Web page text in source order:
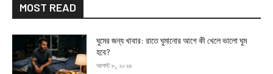
MOST READ
ঘুমের জন্য খাবার: রাতে ঘুমানোর আগে কী খেলে ভালো ঘুম
হবে?
আগস্ট ৮, ২০২৬